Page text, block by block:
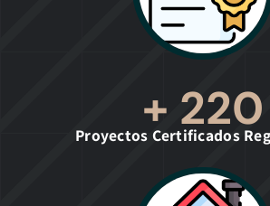
+ 220
Proyectos Certificados